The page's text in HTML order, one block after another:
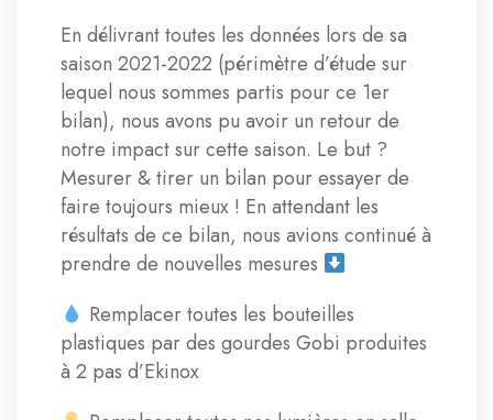
En délivrant toutes les données lors de sa
saison 2021-2022 (périmètre d’étude sur
lequel nous sommes partis pour ce 1er
bilan), nous avons pu avoir un retour de
notre impact sur cette saison. Le but ?
Mesurer & tirer un bilan pour essayer de
faire toujours mieux ! En attendant les
résultats de ce bilan, nous avions continué à
prendre de nouvelles mesures
Remplacer toutes les bouteilles
plastiques par des gourdes Gobi produites
à 2 pas d’Ekinox